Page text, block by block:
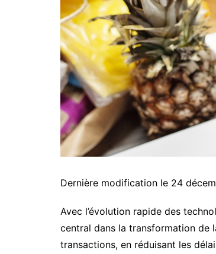
Dernière modification le 24
Avec l’évolution rapide des
central dans la transformation de
transactions, en réduisant les